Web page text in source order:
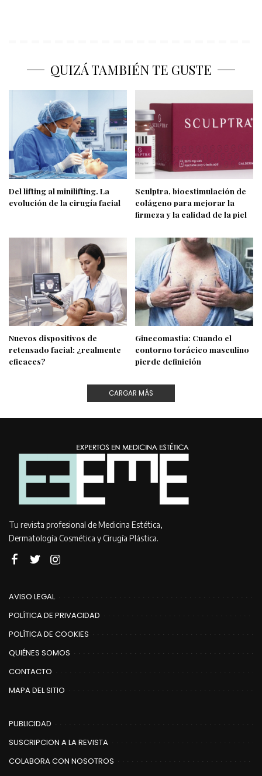
QUIZÁ TAMBIÉN TE GUSTE
Del lifting al minilifting. La
evolución de la cirugía facial
Sculptra, bioestimulación de
colágeno para mejorar la
firmeza y la calidad de la piel
Nuevos dispositivos de
retensado facial: ¿realmente
eficaces?
Ginecomastia: Cuando el
contorno torácico masculino
pierde definición
CARGAR MÁS
Tu revista profesional de Medicina Estética,
Dermatología Cosmética y Cirugía Plástica.
AVISO LEGAL
POLÍTICA DE PRIVACIDAD
POLÍTICA DE COOKIES
QUIÉNES SOMOS
CONTACTO
MAPA DEL SITIO
PUBLICIDAD
SUSCRIPCION A LA REVISTA
COLABORA CON NOSOTROS